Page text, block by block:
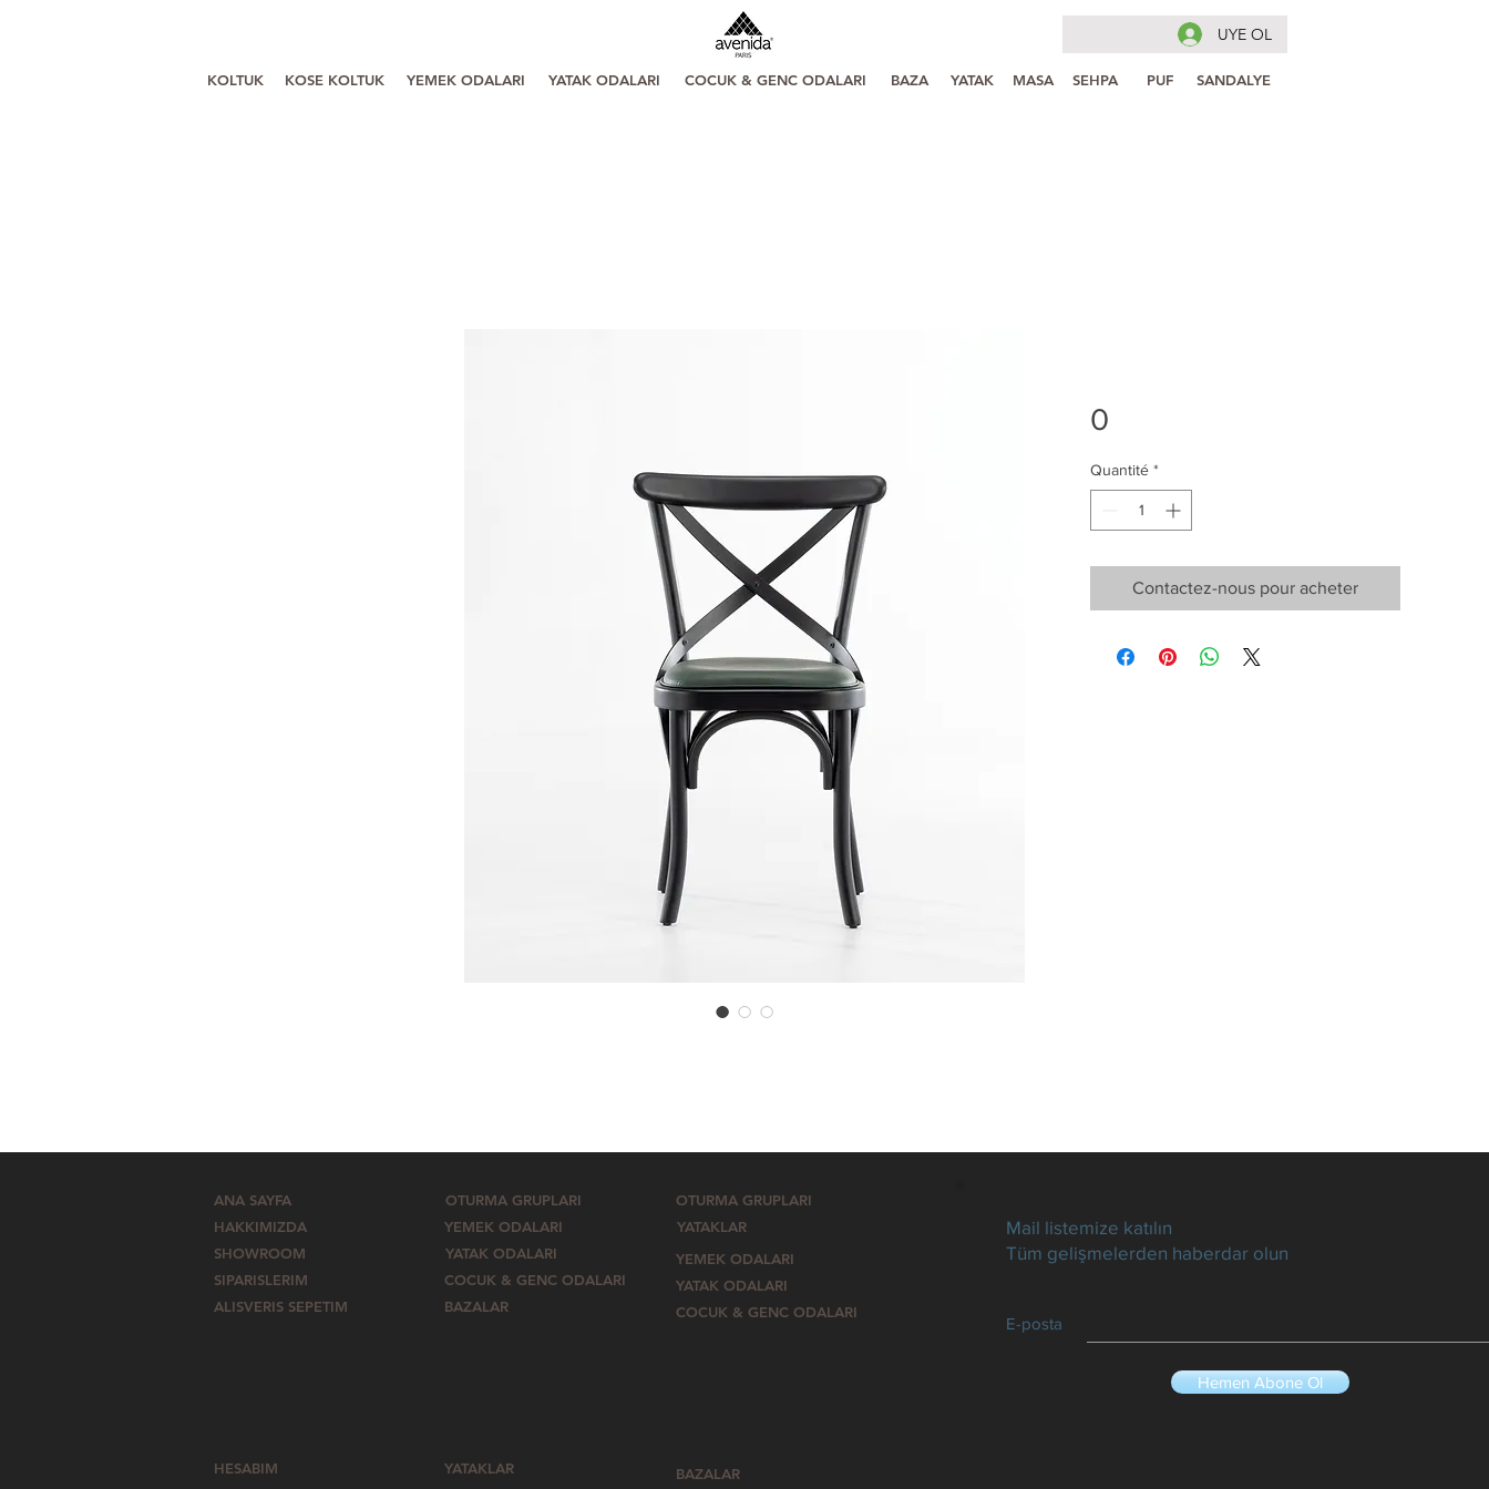
KOLTUK KOSE KOLTUK YEMEK ODALARI YATAK ODALARI COCUK & GENC ODALARI
UYE OL
BAZA YATAK MASA SEHPA PUF SANDALYE
0
Quantité *
Contactez-nous pour acheter
ANA SAYFA
HAKKIMIZDA
SHOWROOM
SIPARISLERIM
ALISVERIS SEPETIM
OTURMA GRUPLARI
YEMEK ODALARI
YATAK ODALARI
COCUK & GENC ODALARI
BAZALAR
OTURMA GRUPLARI
YATAKLAR
YEMEK ODALARI
YATAK ODALARI
COCUK & GENC ODALARI
HESABIM
YATAKLAR
BAZALAR
Mail listemize katılın
Tüm gelişmelerden haberdar olun
E-posta
Hemen Abone Ol